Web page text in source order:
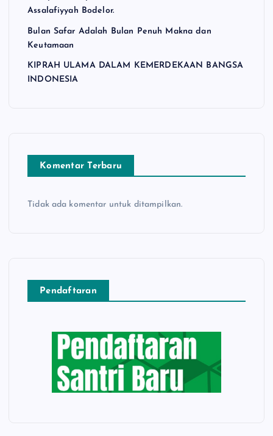
Assalafiyyah Bodelor.
Bulan Safar Adalah Bulan Penuh Makna dan
Keutamaan
KIPRAH ULAMA DALAM KEMERDEKAAN BANGSA
INDONESIA
Komentar Terbaru
Tidak ada komentar untuk ditampilkan.
Pendaftaran